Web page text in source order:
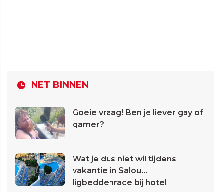
NET BINNEN
Goeie vraag! Ben je liever gay of
gamer?
Wat je dus niet wil tijdens
vakantie in Salou...
ligbeddenrace bij hotel